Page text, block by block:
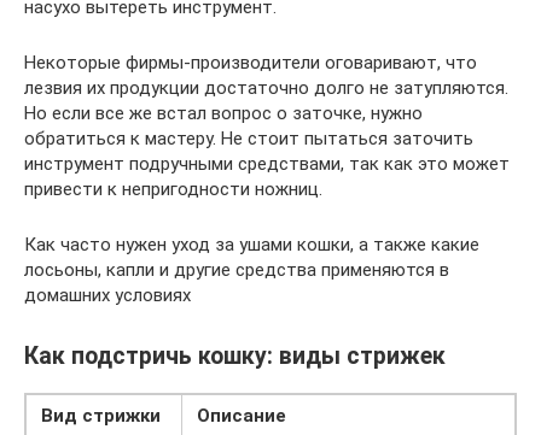
насухо вытереть инструмент.
Некоторые фирмы-производители оговаривают, что
лезвия их продукции достаточно долго не затупляются.
Но если все же встал вопрос о заточке, нужно
обратиться к мастеру. Не стоит пытаться заточить
инструмент подручными средствами, так как это может
привести к непригодности ножниц.
Как часто нужен уход за ушами кошки, а также какие
лосьоны, капли и другие средства применяются в
домашних условиях
Как подстричь кошку: виды стрижек
Вид стрижки
Описание